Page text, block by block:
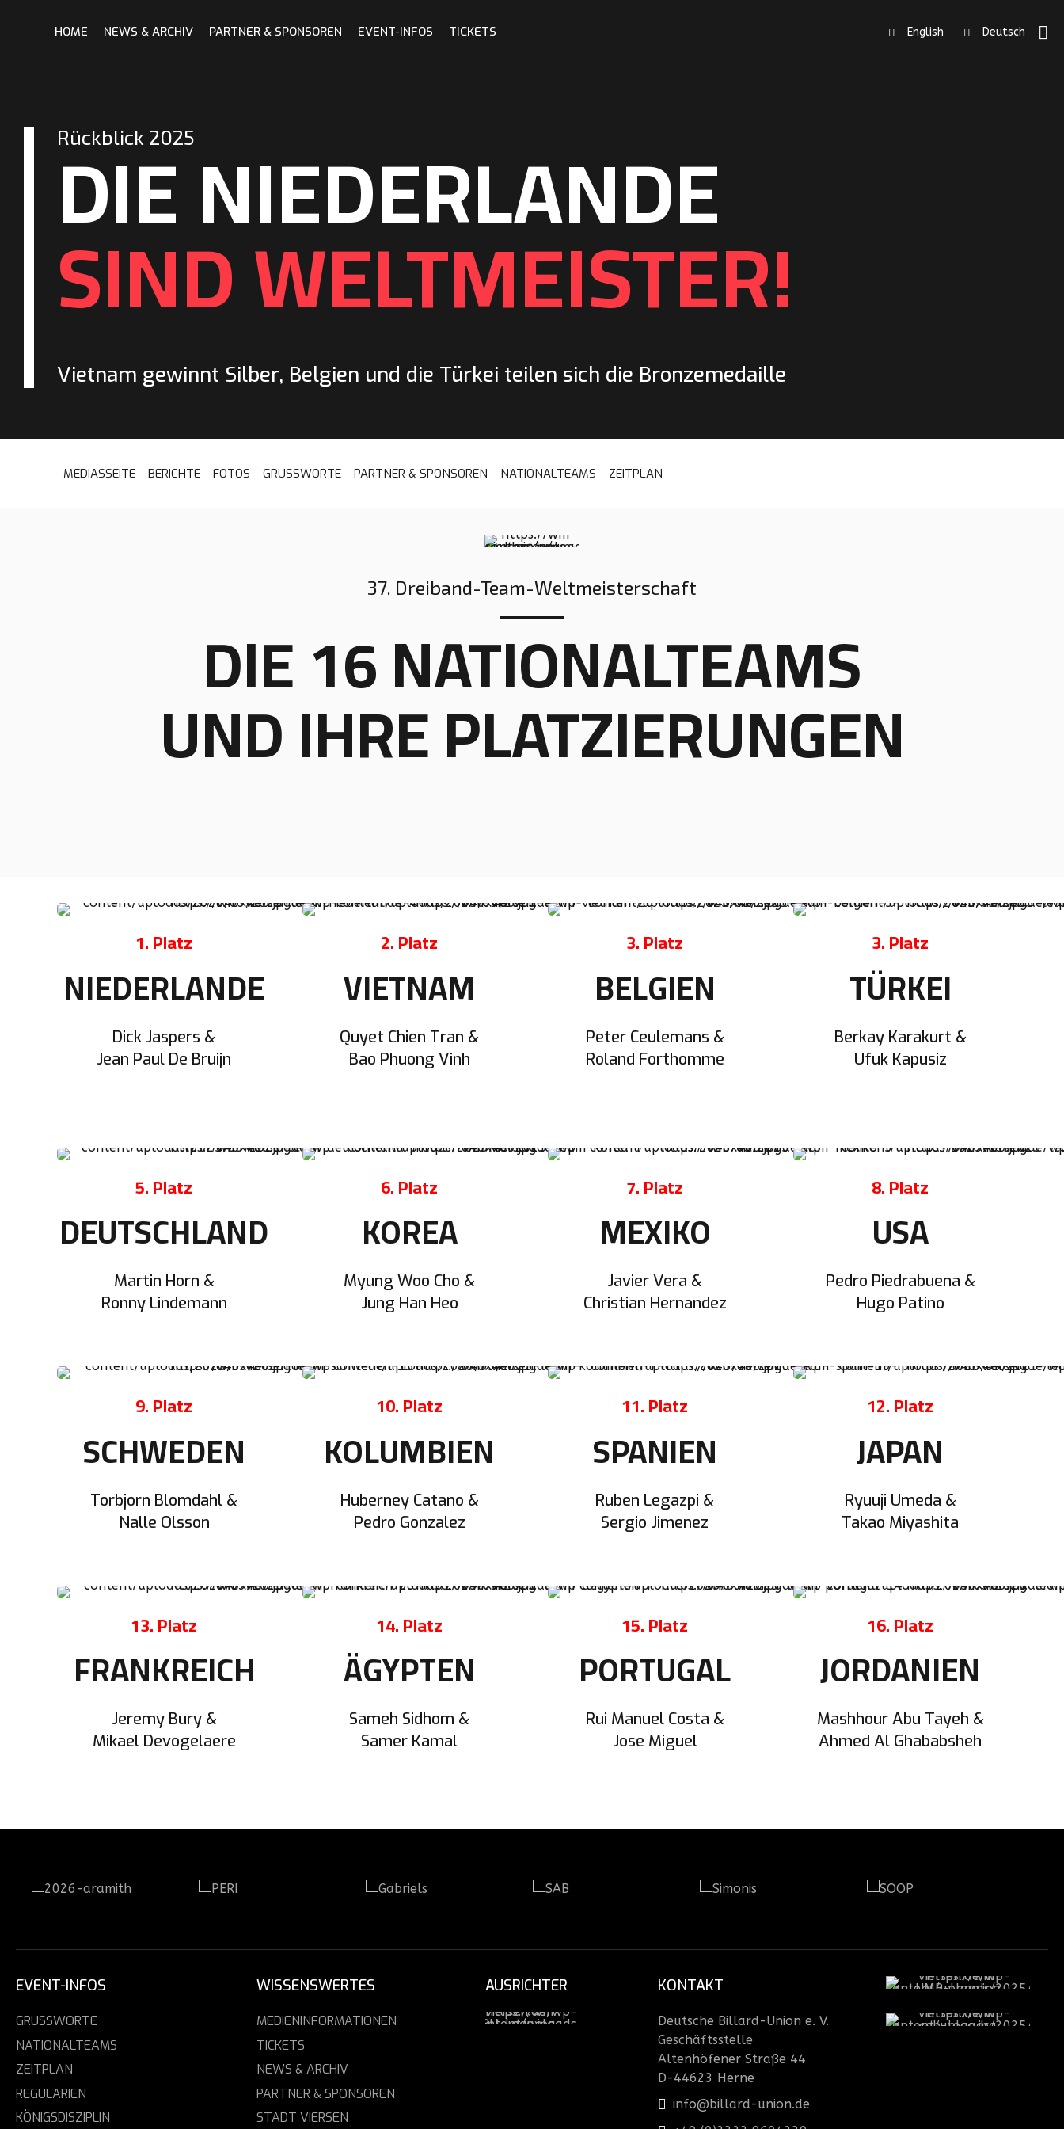
HOME NEWS & ARCHIV PARTNER & SPONSOREN EVENT-INFOS TICKETS English Deutsch
Rückblick 2025
DIE NIEDERLANDE
SIND WELTMEISTER!
Vietnam gewinnt Silber, Belgien und die Türkei teilen sich die Bronzemedaille
MEDIASSEITE BERICHTE FOTOS GRUSSWORTE PARTNER & SPONSOREN NATIONALTEAMS ZEITPLAN
37. Dreiband-Team-Weltmeisterschaft
DIE 16 NATIONALTEAMS
UND IHRE PLATZIERUNGEN
1. Platz
NIEDERLANDE
Dick Jaspers &
Jean Paul De Bruijn
2. Platz
VIETNAM
Quyet Chien Tran &
Bao Phuong Vinh
3. Platz
BELGIEN
Peter Ceulemans &
Roland Forthomme
3. Platz
TÜRKEI
Berkay Karakurt &
Ufuk Kapusiz
5. Platz
DEUTSCHLAND
Martin Horn &
Ronny Lindemann
6. Platz
KOREA
Myung Woo Cho &
Jung Han Heo
7. Platz
MEXIKO
Javier Vera &
Christian Hernandez
8. Platz
USA
Pedro Piedrabuena &
Hugo Patino
9. Platz
SCHWEDEN
Torbjorn Blomdahl &
Nalle Olsson
10. Platz
KOLUMBIEN
Huberney Catano &
Pedro Gonzalez
11. Platz
SPANIEN
Ruben Legazpi &
Sergio Jimenez
12. Platz
JAPAN
Ryuuji Umeda &
Takao Miyashita
13. Platz
FRANKREICH
Jeremy Bury &
Mikael Devogelaere
14. Platz
ÄGYPTEN
Sameh Sidhom &
Samer Kamal
15. Platz
PORTUGAL
Rui Manuel Costa &
Jose Miguel
16. Platz
JORDANIEN
Mashhour Abu Tayeh &
Ahmed Al Ghababsheh
EVENT-INFOS
GRUSSWORTE
NATIONALTEAMS
ZEITPLAN
REGULARIEN
KÖNIGSDISZIPLIN
WISSENSWERTES
MEDIENINFORMATIONEN
TICKETS
NEWS & ARCHIV
PARTNER & SPONSOREN
STADT VIERSEN
AUSRICHTER KONTAKT
Deutsche Billard-Union e. V.
Geschäftsstelle
Altenhöfener Straße 44
D-44623 Herne
info@billard-union.de